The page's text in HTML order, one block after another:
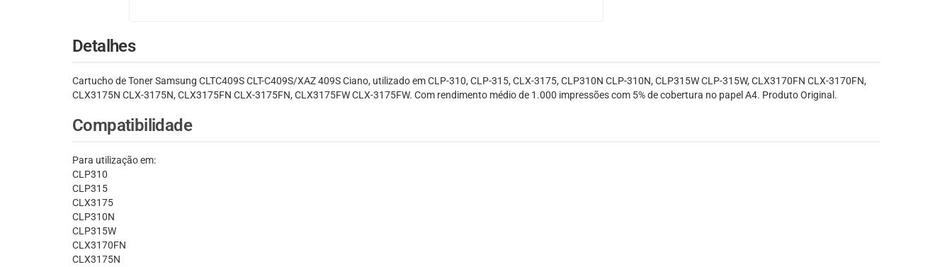
Detalhes
Cartucho de Toner Samsung CLTC409S CLT-C409S/XAZ 409S Ciano, utilizado em CLP-310, CLP-315, CLX-3175, CLP310N CLP-310N, CLP315W CLP-315W, CLX3170FN CLX-3170FN,
CLX3175N CLX-3175N, CLX3175FN CLX-3175FN, CLX3175FW CLX-3175FW. Com rendimento médio de 1.000 impressões com 5% de cobertura no papel A4. Produto Original.
Compatibilidade
Para utilização em:
CLP310
CLP315
CLX3175
CLP310N
CLP315W
CLX3170FN
CLX3175N